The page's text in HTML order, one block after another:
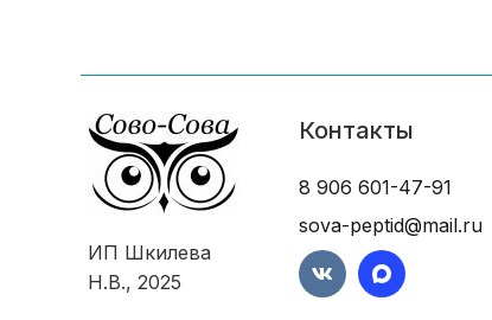
ИП Шкилева
Н.В., 2025
Контакты
8 906 601-47-91
sova-peptid@mail.ru